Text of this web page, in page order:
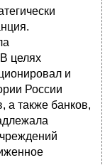
целях
и
России
а также банков,